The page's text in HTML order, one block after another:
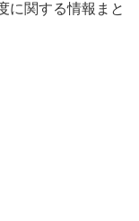
に関する情報まと